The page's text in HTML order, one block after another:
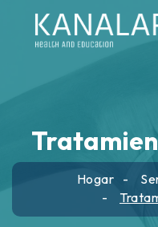
Hogar